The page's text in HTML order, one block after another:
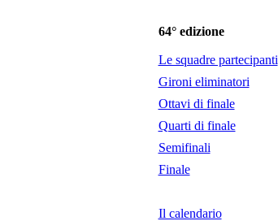
64° edizione
Le squadre partecipanti
Gironi eliminatori
Ottavi di finale
Quarti di finale
Semifinali
Finale
Il calendario